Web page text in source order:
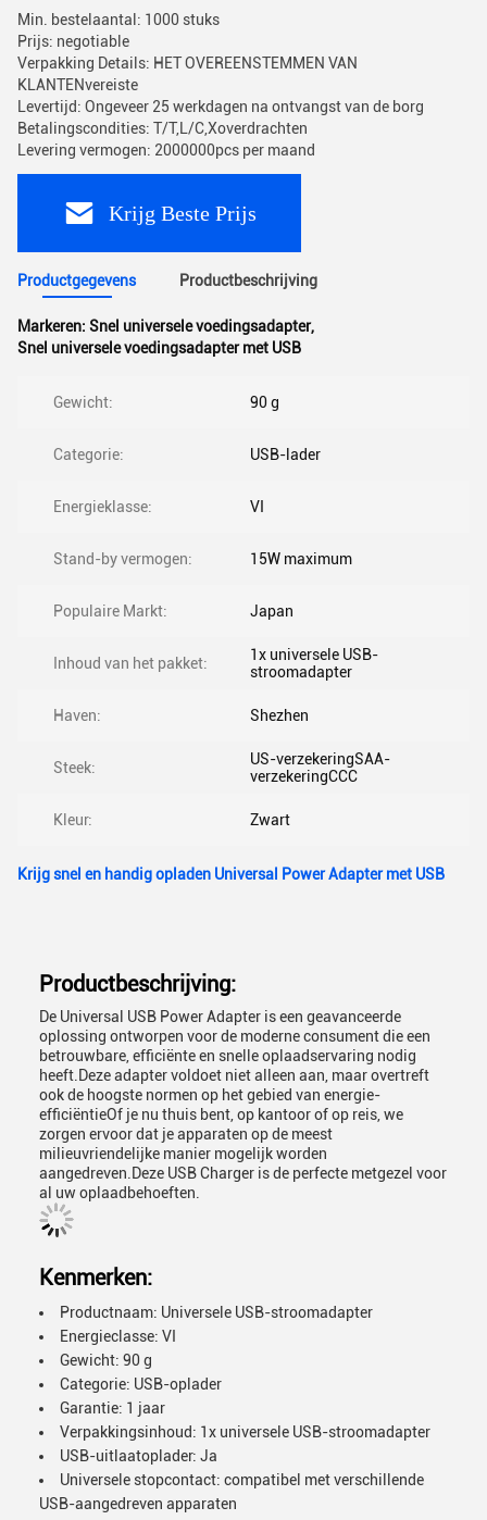
Min. bestelaantal: 1000 stuks
Prijs: negotiable
Verpakking Details: HET OVEREENSTEMMEN VAN
KLANTENvereiste
Levertijd: Ongeveer 25 werkdagen na ontvangst van de borg
Betalingscondities: T/T,L/C,Xoverdrachten
Levering vermogen: 2000000pcs per maand
Krijg Beste Prijs
Productgegevens Productbeschrijving
Markeren: Snel universele voedingsadapter,
Snel universele voedingsadapter met USB
Gewicht: 90 g
Categorie: USB-lader
Energieklasse: VI
Stand-by vermogen: 15W maximum
Populaire Markt: Japan
Inhoud van het pakket:
1x universele USB-
stroomadapter
Haven: Shezhen
Steek:
US-verzekeringSAA-
verzekeringCCC
Kleur: Zwart
Krijg snel en handig opladen Universal Power Adapter met USB
Productbeschrijving:
De Universal USB Power Adapter is een geavanceerde
oplossing ontworpen voor de moderne consument die een
betrouwbare, efficiënte en snelle oplaadservaring nodig
heeft.Deze adapter voldoet niet alleen aan, maar overtreft
ook de hoogste normen op het gebied van energie-
efficiëntieOf je nu thuis bent, op kantoor of op reis, we
zorgen ervoor dat je apparaten op de meest
milieuvriendelijke manier mogelijk worden
aangedreven.Deze USB Charger is de perfecte metgezel voor
al uw oplaadbehoeften.
Kenmerken:
Productnaam: Universele USB-stroomadapter
Energieclasse: VI
Gewicht: 90 g
Categorie: USB-oplader
Garantie: 1 jaar
Verpakkingsinhoud: 1x universele USB-stroomadapter
USB-uitlaatoplader: Ja
Universele stopcontact: compatibel met verschillende
USB-aangedreven apparaten